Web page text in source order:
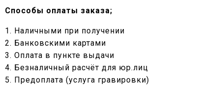
Способы оплаты заказа;
1. Наличными при получении
2. Банковскими картами
3. Оплата в пункте выдачи
4. Безналичный расчёт для юр.лиц
5. Предоплата (услуга гравировки)